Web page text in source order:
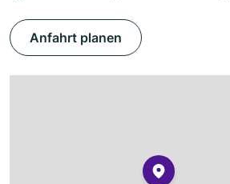
Anfahrt planen